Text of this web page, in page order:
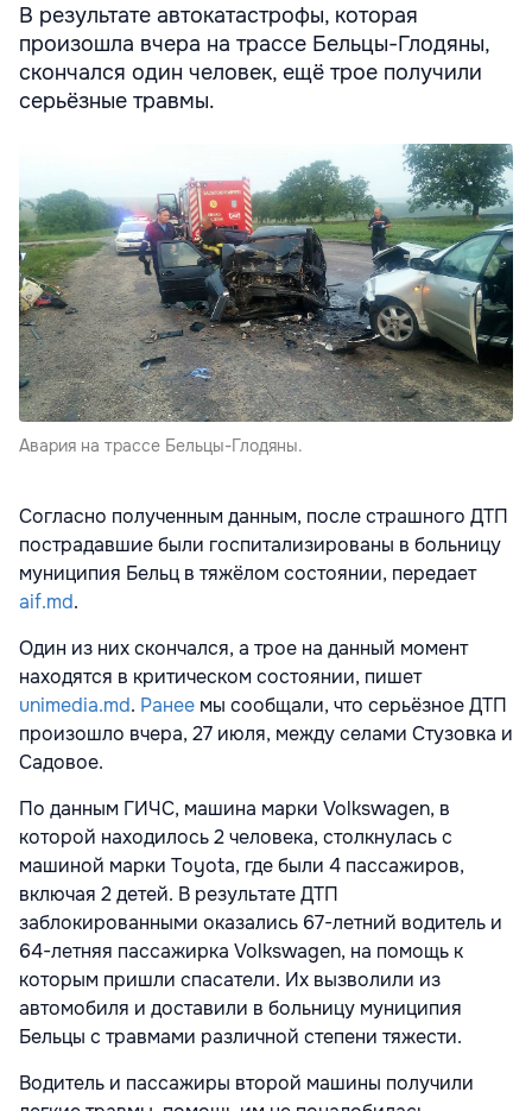
В результате автокатастрофы, которая
произошла вчера на трассе Бельцы-Глодяны,
скончался один человек, ещё трое получили
серьёзные травмы.
Авария на трассе Бельцы-Глодяны.
Согласно полученным данным, после страшного ДТП
пострадавшие были госпитализированы в больницу
муниципия Бельц в тяжёлом состоянии, передает
aif.md.
Один из них скончался, а трое на данный момент
находятся в критическом состоянии, пишет
unimedia.md. Ранее мы сообщали, что серьёзное ДТП
произошло вчера, 27 июля, между селами Стузовка и
Садовое.
По данным ГИЧС, машина марки Volkswagen, в
которой находилось 2 человека, столкнулась с
машиной марки Toyota, где были 4 пассажиров,
включая 2 детей. В результате ДТП
заблокированными оказались 67-летний водитель и
64-летняя пассажирка Volkswagen, на помощь к
которым пришли спасатели. Их вызволили из
автомобиля и доставили в больницу муниципия
Бельцы с травмами различной степени тяжести.
Водитель и пассажиры второй машины получили